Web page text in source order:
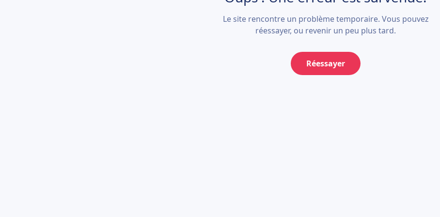
Le site rencontre un problème temporaire. Vous pouvez
réessayer, ou revenir un peu plus tard.
Réessayer